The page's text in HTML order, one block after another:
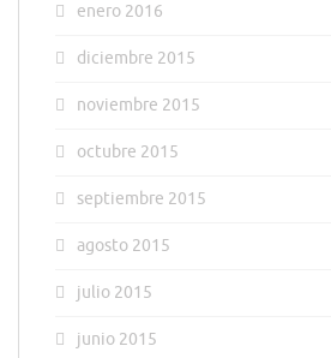
enero 2016
diciembre 2015
noviembre 2015
octubre 2015
septiembre 2015
agosto 2015
julio 2015
junio 2015